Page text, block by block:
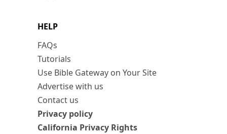
HELP
FAQs
Tutorials
Use Bible Gateway on Your Site
Advertise with us
Contact us
Privacy policy
California Privacy Rights